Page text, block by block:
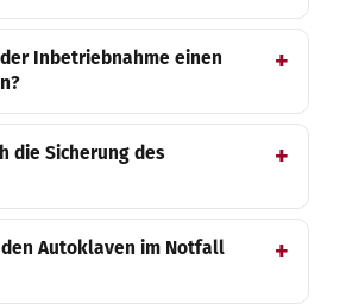
Inbetriebnahme einen
die Sicherung des
Autoklaven im Notfall